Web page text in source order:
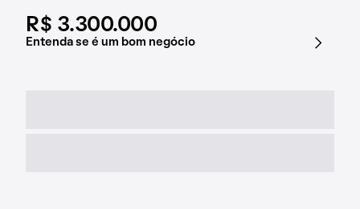
R$ 3.300.000
Entenda se é um bom negócio